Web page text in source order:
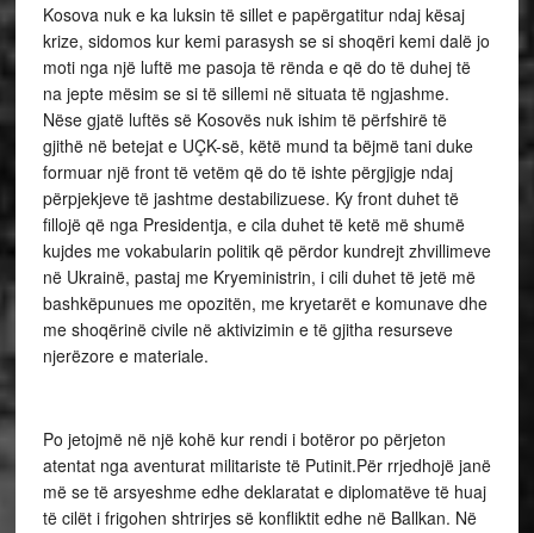
Kosova nuk e ka luksin të sillet e papërgatitur ndaj kësaj
krize, sidomos kur kemi parasysh se si shoqëri kemi dalë jo
moti nga një luftë me pasoja të rënda e që do të duhej të
na jepte mësim se si të sillemi në situata të ngjashme.
Nëse gjatë luftës së Kosovës nuk ishim të përfshirë të
gjithë në betejat e UÇK-së, këtë mund ta bëjmë tani duke
formuar një front të vetëm që do të ishte përgjigje ndaj
përpjekjeve të jashtme destabilizuese. Ky front duhet të
fillojë që nga Presidentja, e cila duhet të ketë më shumë
kujdes me vokabularin politik që përdor kundrejt zhvillimeve
në Ukrainë, pastaj me Kryeministrin, i cili duhet të jetë më
bashkëpunues me opozitën, me kryetarët e komunave dhe
me shoqërinë civile në aktivizimin e të gjitha resurseve
njerëzore e materiale.
Po jetojmë në një kohë kur rendi i botëror po përjeton
atentat nga aventurat militariste të Putinit.Për rrjedhojë janë
më se të arsyeshme edhe deklaratat e diplomatëve të huaj
të cilët i frigohen shtrirjes së konfliktit edhe në Ballkan. Në